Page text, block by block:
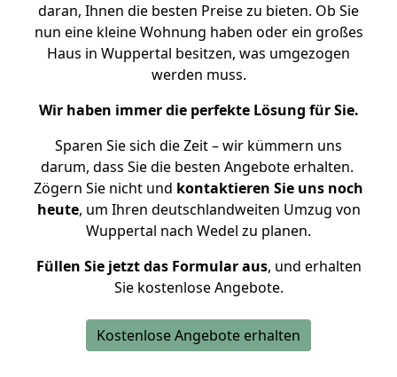
daran, Ihnen die besten Preise zu bieten. Ob Sie
nun eine kleine Wohnung haben oder ein großes
Haus in Wuppertal besitzen, was umgezogen
werden muss.
Wir haben immer die perfekte Lösung für Sie.
Sparen Sie sich die Zeit – wir kümmern uns
darum, dass Sie die besten Angebote erhalten.
Zögern Sie nicht und kontaktieren Sie uns noch
heute, um Ihren deutschlandweiten Umzug von
Wuppertal nach Wedel zu planen.
Füllen Sie jetzt das Formular aus, und erhalten
Sie kostenlose Angebote.
Kostenlose Angebote erhalten